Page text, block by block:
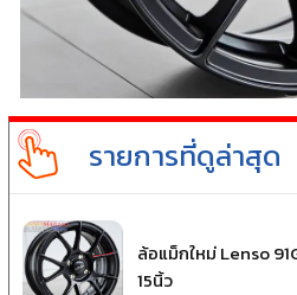
รายการที่ดูล่าสุด
ล้อแม็กใหม่ Lenso
15นิ้ว